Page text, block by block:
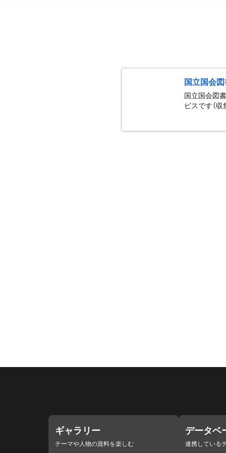
国立国会
国立国会図
ビスです（
ギャラリー
テーマや人物の資料を楽しむ
データベ
連携している